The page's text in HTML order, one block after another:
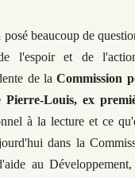
beaucoup de
l'espoir et de
de la Commission
Pierre-Louis, ex
à la lecture et ce
dans la
au